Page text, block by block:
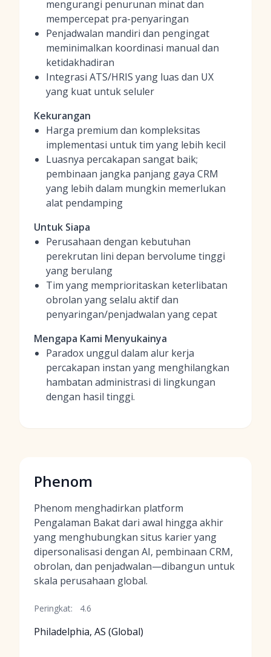
mengurangi penurunan minat dan
mempercepat pra-penyaringan
Penjadwalan mandiri dan pengingat
meminimalkan koordinasi manual dan
ketidakhadiran
Integrasi ATS/HRIS yang luas dan UX
yang kuat untuk seluler
Kekurangan
Harga premium dan kompleksitas
implementasi untuk tim yang lebih kecil
Luasnya percakapan sangat baik;
pembinaan jangka panjang gaya CRM
yang lebih dalam mungkin memerlukan
alat pendamping
Untuk Siapa
Perusahaan dengan kebutuhan
perekrutan lini depan bervolume tinggi
yang berulang
Tim yang memprioritaskan keterlibatan
obrolan yang selalu aktif dan
penyaringan/penjadwalan yang cepat
Mengapa Kami Menyukainya
Paradox unggul dalam alur kerja
percakapan instan yang menghilangkan
hambatan administrasi di lingkungan
dengan hasil tinggi.
Phenom
Phenom menghadirkan platform
Pengalaman Bakat dari awal hingga akhir
yang menghubungkan situs karier yang
dipersonalisasi dengan AI, pembinaan CRM,
obrolan, dan penjadwalan—dibangun untuk
skala perusahaan global.
Peringkat: 4.6
Philadelphia, AS (Global)